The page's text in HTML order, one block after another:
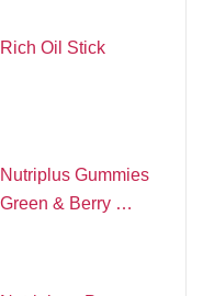
Rich Oil Stick
Nutriplus Gummies
Green & Berry …